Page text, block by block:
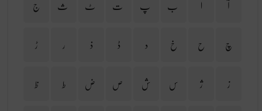
آ ا ب پ ت ٹ ث
ج
چ
ح خ د ڈ ذ ر
ڑ
ز
ژ س ش ص ض ط
ظ